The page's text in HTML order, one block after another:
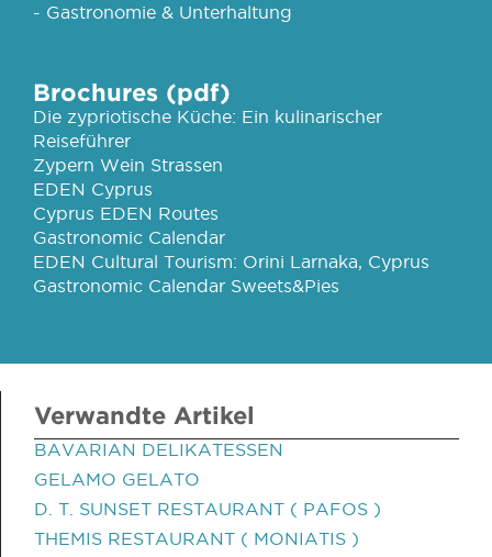
- Gastronomie & Unterhaltung
Brochures (pdf)
Die zypriotische Küche: Ein kulinarischer
Reiseführer
Zypern Wein Strassen
EDEN Cyprus
Cyprus EDEN Routes
Gastronomic Calendar
EDEN Cultural Tourism: Orini Larnaka, Cyprus
Gastronomic Calendar Sweets&Pies
Verwandte Artikel
BAVARIAN DELIKATESSEN
GELAMO GELATO
D. T. SUNSET RESTAURANT ( PAFOS )
THEMIS RESTAURANT ( MONIATIS )